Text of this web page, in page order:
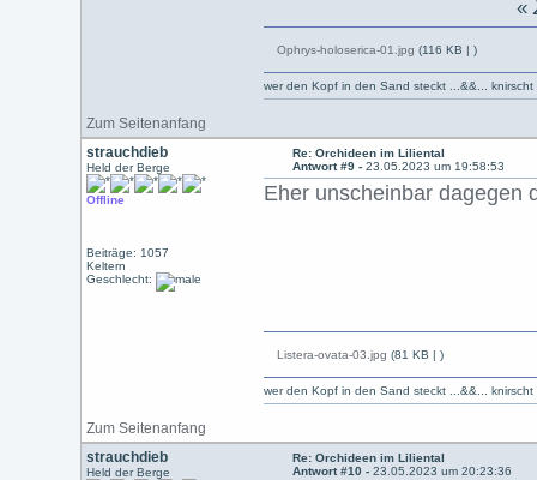
Zum Seitenanfang
«
Ophrys-holoserica-01.jpg (116 KB | )
wer den Kopf in den Sand steckt ...&&...
strauchdieb
Held der Berge
Offline
Beiträge: 1057
Keltern
Geschlecht:
Re: Orchideen im Liliental
Antwort #9 -23.05.2023 um 19:58:53
Eher unscheinbar dagegen
Zum Seitenanfang
Listera-ovata-03.jpg (81 KB | )
wer den Kopf in den Sand steckt ...&&...
strauchdieb
Held der Berge
Re: Orchideen im Liliental
Antwort #10 -23.05.2023 um 20:23:36